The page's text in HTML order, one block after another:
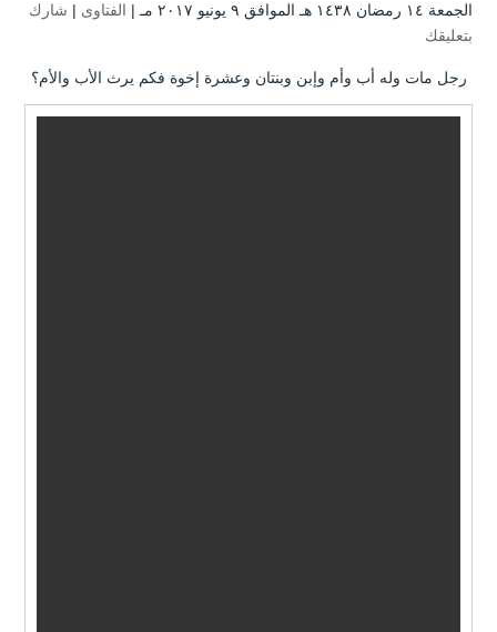
الجمعة ۱٤ رمضان ۱٤۳۸ هـ الموافق ۹ يونيو ۲۰۱۷ مـ | الفتاوى | شارك
بتعليقك
رجل مات وله أب وأم وإبن وبنتان وعشرة إخوة فكم يرث الأب والأم؟